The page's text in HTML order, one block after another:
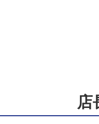
店